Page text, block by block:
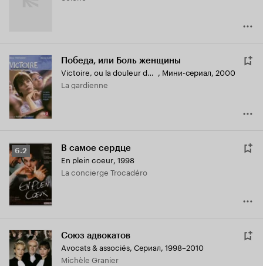
Победа, или Боль женщины
Victoire, ou la douleur des femmes , Мини-сериал, 2000
La gardienne
Рейтинг
Кинопоиска
6.2
6.2 В самое сердце
En plein coeur, 1998
La concierge Trocadéro
Союз адвокатов
Avocats & associés, Сериал, 1998–2010
Michèle Granier